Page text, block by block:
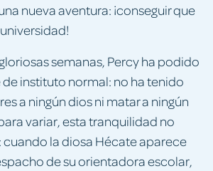
nueva aventura: ¡conseguir que
semanas, Percy ha podido
de instituto normal: no ha tenido
a ningún dios ni matar a ningún
variar, esta tranquilidad no
la diosa Hécate aparece
de su orientadora escolar,